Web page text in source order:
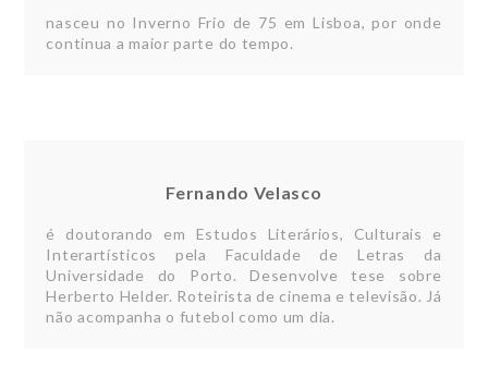
nasceu no Inverno Frio de 75 em Lisboa, por onde
continua a maior parte do tempo.
Fernando Velasco
é doutorando em Estudos Literários, Culturais e
Interartísticos pela Faculdade de Letras da
Universidade do Porto. Desenvolve tese sobre
Herberto Helder. Roteirista de cinema e televisão. Já
não acompanha o futebol como um dia.